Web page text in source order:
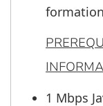
1 Mbps